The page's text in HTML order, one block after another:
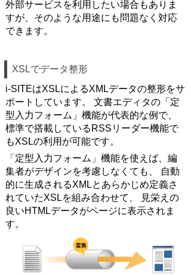
外部サービスを利用したい場合もありま
すが、そのような用途にも問題なく対応
できます。
XSLでデータ整形
i-SITEはXSLによるXMLデータの整形をサ
ポートしています。 文書エディタの「定
型入力フォーム」機能が代表的な例で、
標準で搭載しているRSSリーダー機能で
もXSLの利用が可能です。
「定型入力フォーム」機能を使えば、編
集者がデザインを考慮しなくても、 自動
的に生成されるXMLとあらかじめ定義さ
れていたXSLを組み合わせて、 見栄えの
良いHTMLデータがページに表示されま
す。